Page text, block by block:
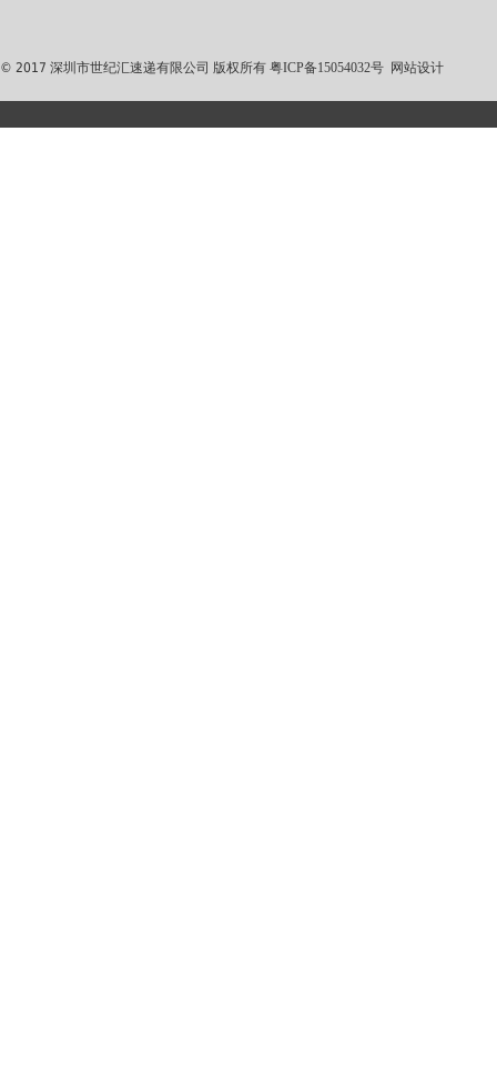
© 2017 深圳市世纪汇速递有限公司 版权所有 粤ICP备15054032号 网站设计